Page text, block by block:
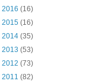
2016 (16)
2015 (16)
2014 (35)
2013 (53)
2012 (73)
2011 (82)